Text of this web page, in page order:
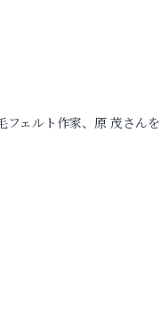
フェルト作家、原 茂さん